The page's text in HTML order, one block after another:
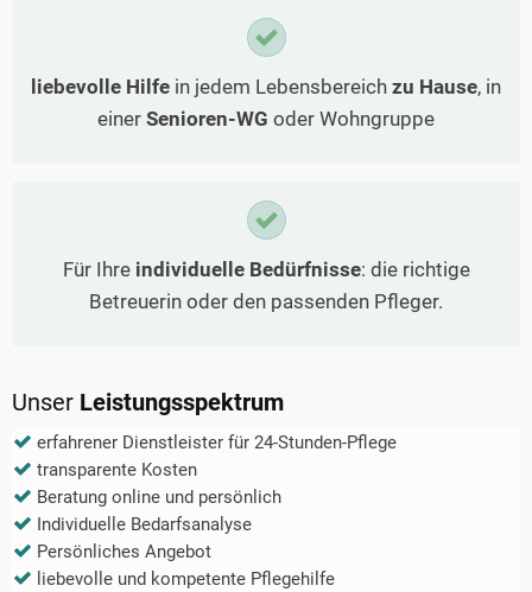
liebevolle Hilfe in jedem Lebensbereich zu Hause, in
einer Senioren-WG oder Wohngruppe
Für Ihre individuelle Bedürfnisse: die richtige
Betreuerin oder den passenden Pfleger.
Unser Leistungsspektrum
erfahrener Dienstleister für 24-Stunden-Pflege
transparente Kosten
Beratung online und persönlich
Individuelle Bedarfsanalyse
Persönliches Angebot
liebevolle und kompetente Pflegehilfe